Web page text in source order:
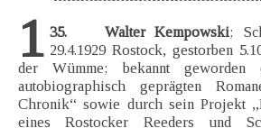
1 35. Walter Kempowski;
29.4.1929 Rostock, gestorben
der Wümme; bekannt geworden
autobiographisch geprägten
Chronik“ sowie durch sein Projekt
eines Rostocker Reeders und